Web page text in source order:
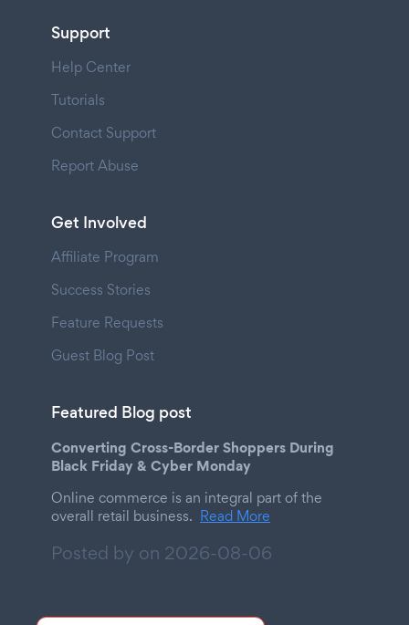
Support
Help Center
Tutorials
Contact Support
Report Abuse
Get Involved
Affiliate Program
Success Stories
Feature Requests
Guest Blog Post
Featured Blog post
Converting Cross-Border Shoppers During
Black Friday & Cyber Monday
Online commerce is an integral part of the
overall retail business. Read More
Posted by on 2026-08-06